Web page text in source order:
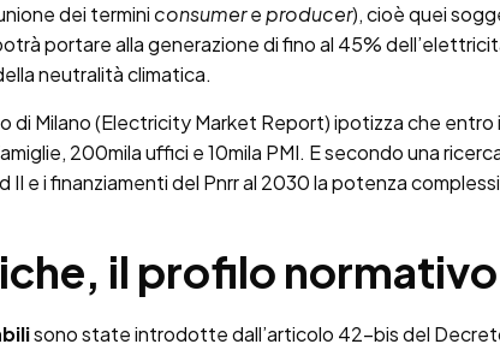
dei termini consumereproducer), cioè quei
portare alla generazione di fino al 45%
neutralità climatica.
di Milano (Electricity Market Report) ipotizza che entro
200mila uffici e 10mila PMI. E secondo una
e i finanziamenti del Pnrr al 2030 la potenza
il profilo normativo
sono state introdotte dall’articolo 42-bis del